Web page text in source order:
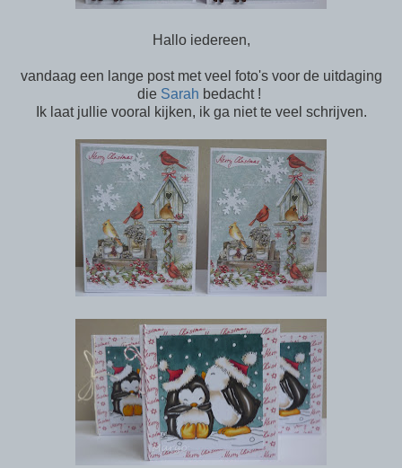
Hallo iedereen,
vandaag een lange post met veel foto's voor de uitdaging
die Sarah bedacht !
Ik laat jullie vooral kijken, ik ga niet te veel schrijven.